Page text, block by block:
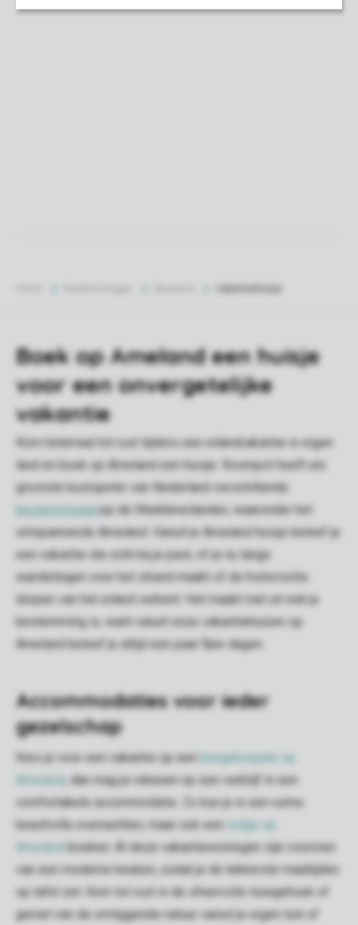
Boek op Ameland een huisje
voor een onvergetelijke
vakantie
Kom helemaal tot rust tijdens een eilandvakantie in eigen
land en boek op Ameland een huisje. Roompot heeft als
grootste kustspeler van Nederland verschillende
bestemmingenop de Waddeneilanden, waaronder het
ontspannende Ameland. Vanuit je Ameland huisje beleef je
een vakantie die echt bij je past, of je nu lange
wandelingen over het strand maakt of de historische
dorpen van het eiland verkent. Het maakt niet uit wat je
bestemming is, want vanuit onze vakantiehuizen op
Ameland beleef je altijd een paar fijne dagen.
Accommodaties voor ieder
gezelschap
Kies je voor een vakantie op een bungalowpark op
Ameland
, dan mag je rekenen op een verblijf in een
comfortabele accommodatie. Zo kun je in een ruime
beachvilla overnachten, maar ook een
lodge op
Ameland boeken. Al deze vakantiewoningen zijn voorzien
van een moderne keuken, zodat je de lekkerste maaltijden
op tafel zet. Kom tot rust in de sfeervolle loungehoek of
geniet van de omliggende natuur vanuit je eigen tuin of